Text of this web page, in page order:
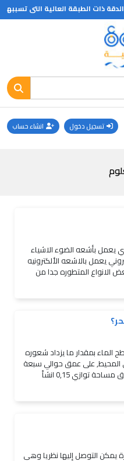
العالية التى تسببها الذبذبات ذات
تسجيل دخول انشاء حساب
يعمل بأشعه الضوء الاشياء
يعمل بالاشعه الألكترونيه
الانواع المتطوره جدا من
بمقدار ما يزداد شعوره
المحيط, على عمق حوالي سبعة
أميال, يزيد ضغط الماء حوالي طن فوق مساحة توازي 0,15 انشاً
يمكن التوصل إليها نظريا وهي